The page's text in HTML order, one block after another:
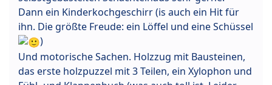
Dann ein Kinderkochgeschirr (is auch ein Hit für
ihn. Die größte Freude: ein Löffel und eine Schüssel
)
Und motorische Sachen. Holzzug mit Bausteinen,
das erste holzpuzzel mit 3 Teilen, ein Xylophon und